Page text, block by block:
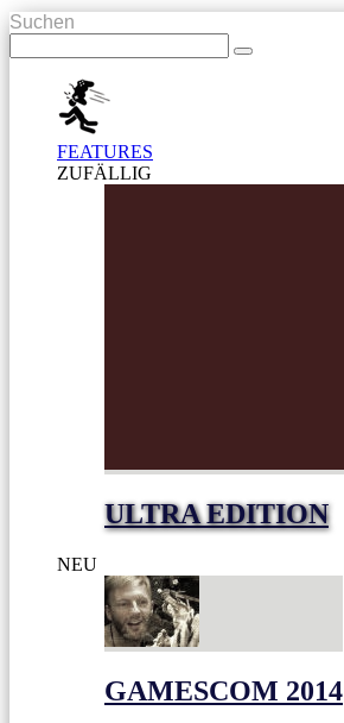
Suchen
FEATURES
ZUFÄLLIG
ULTRA EDITION
NEU
GAMESCOM 2014